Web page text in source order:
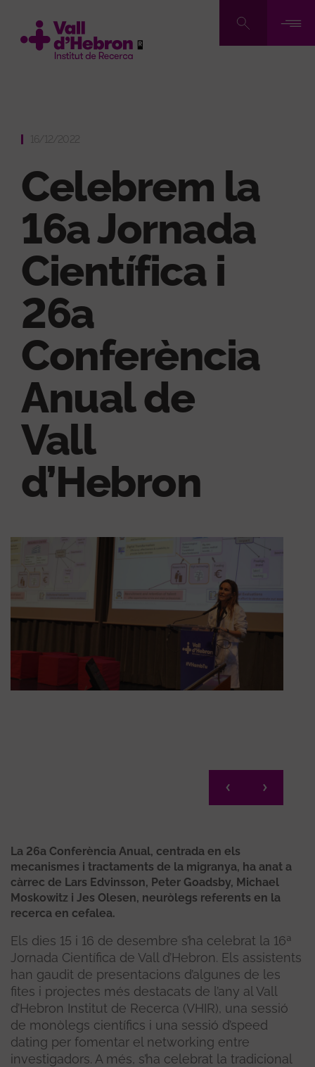
main
16/12/2022
Celebrem la
16a Jornada
Científica i
26a
Conferència
Anual de
Vall
d’Hebron
La 26a Conferència Anual, centrada en els
mecanismes i tractaments de la migranya, ha anat a
càrrec de Lars Edvinsson, Peter Goadsby, Michael
Moskowitz i Jes Olesen, neuròlegs referents en la
recerca en cefalea.
Els dies 15 i 16 de desembre s’ha celebrat la 16ª
Jornada Científica de Vall d’Hebron. Els assistents
han gaudit de presentacions d’algunes de les
fites i projectes més destacats de l’any al Vall
d’Hebron Institut de Recerca (VHIR), una sessió
de monòlegs científics i una sessió d’speed
dating per fomentar el networking entre
investigadors. A més, s’ha celebrat la tradicional